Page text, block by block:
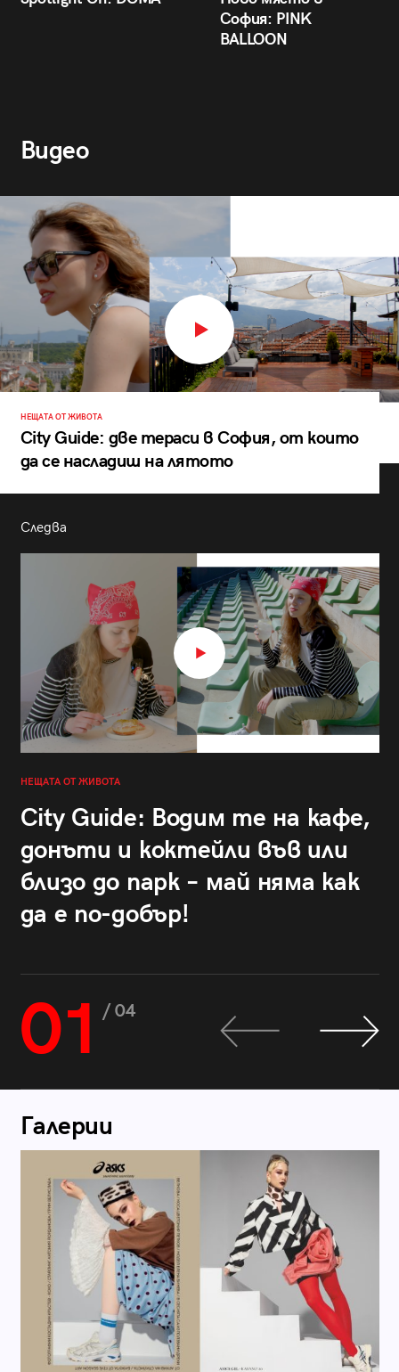
София: PINK
BALLOON
Видео
НЕЩАТА ОТ ЖИВОТА
City Guide: две тераси в София, от които
да се насладиш на лятото
Следва
НЕЩАТА ОТ ЖИВОТА
City Guide: Водим те на кафе,
донъти и коктейли във или
близо до парк – май няма как
да е по-добър!
01 / 04
Галерии